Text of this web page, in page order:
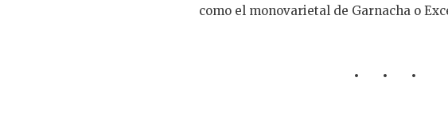
como el monovarietal de Garnacha o